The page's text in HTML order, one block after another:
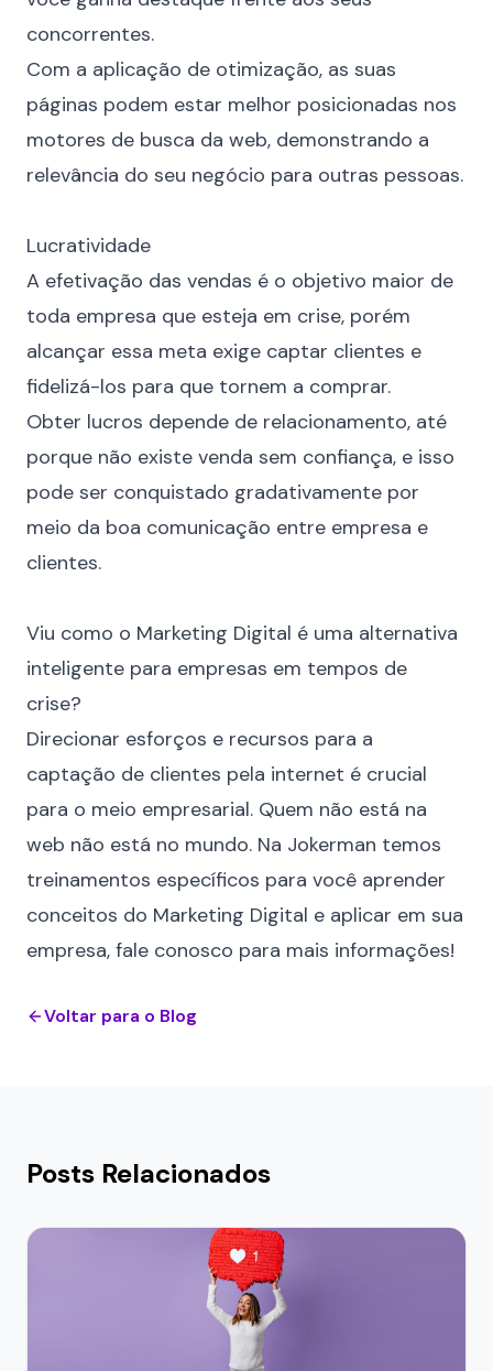
concorrentes.
Com a aplicação de otimização, as suas
páginas podem estar melhor posicionadas nos
motores de busca da web, demonstrando a
relevância do seu negócio para outras pessoas.
Lucratividade
A efetivação das vendas é o objetivo maior de
toda empresa que esteja em crise, porém
alcançar essa meta exige captar clientes e
fidelizá-los para que tornem a comprar.
Obter lucros depende de relacionamento, até
porque não existe venda sem confiança, e isso
pode ser conquistado gradativamente por
meio da boa comunicação entre empresa e
clientes.
Viu como o Marketing Digital é uma alternativa
inteligente para empresas em tempos de
crise?
Direcionar esforços e recursos para a
captação de clientes pela internet é crucial
para o meio empresarial. Quem não está na
web não está no mundo. Na Jokerman temos
treinamentos específicos para você aprender
conceitos do Marketing Digital e aplicar em sua
empresa, fale conosco para mais informações!
Voltar para o Blog
Posts Relacionados